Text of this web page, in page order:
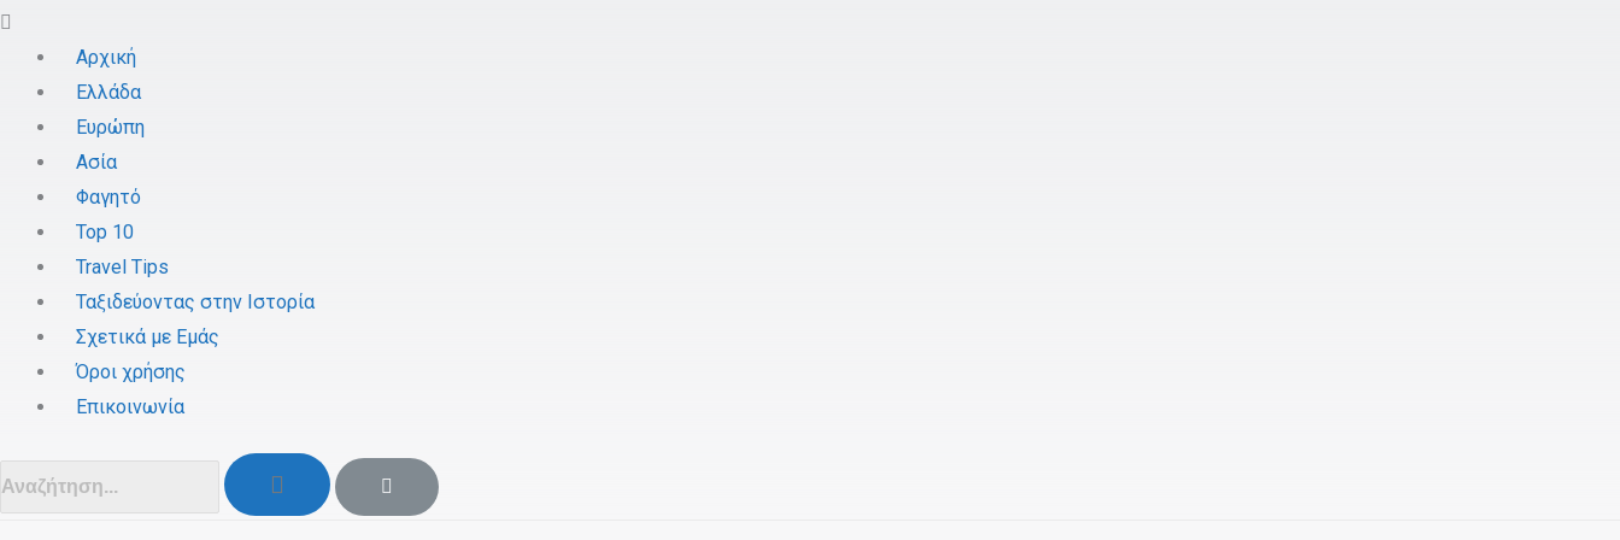
Αρχική
Ελλάδα
Ευρώπη
Ασία
Φαγητό
Top 10
Travel Tips
Ταξιδεύοντας στην Ιστορία
Σχετικά με Εμάς
Όροι χρήσης
Επικοινωνία